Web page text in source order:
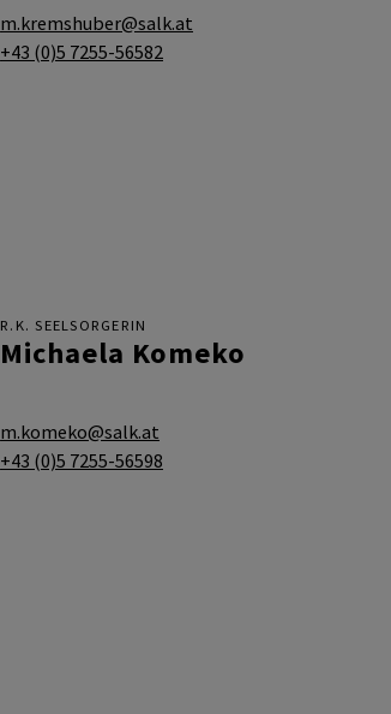
m.kremshuber@salk.at
+43 (0)5 7255-56582
R.K. SEELSORGERIN
Michaela Komeko
m.komeko@salk.at
+43 (0)5 7255-56598